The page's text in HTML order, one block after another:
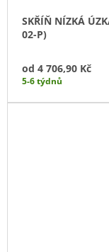
SKŘÍŇ NÍZKÁ
02-P)
od 4 706,90 Kč
5-6 týdnů